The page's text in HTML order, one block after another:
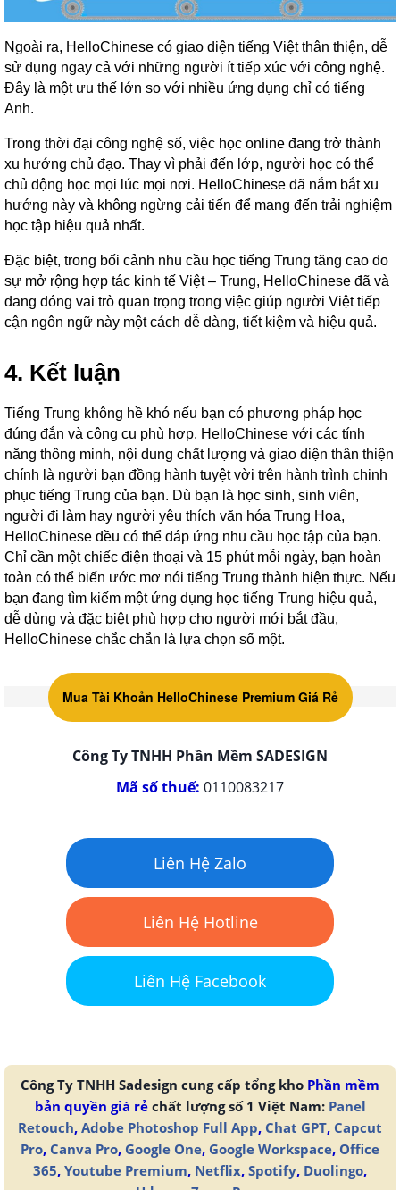
Ngoài ra, HelloChinese có giao diện tiếng Việt thân thiện, dễ
sử dụng ngay cả với những người ít tiếp xúc với công nghệ.
Đây là một ưu thế lớn so với nhiều ứng dụng chỉ có tiếng
Anh.
Trong thời đại công nghệ số, việc học online đang trở thành
xu hướng chủ đạo. Thay vì phải đến lớp, người học có thể
chủ động học mọi lúc mọi nơi. HelloChinese đã nắm bắt xu
hướng này và không ngừng cải tiến để mang đến trải nghiệm
học tập hiệu quả nhất.
Đặc biệt, trong bối cảnh nhu cầu học tiếng Trung tăng cao do
sự mở rộng hợp tác kinh tế Việt – Trung, HelloChinese đã và
đang đóng vai trò quan trọng trong việc giúp người Việt tiếp
cận ngôn ngữ này một cách dễ dàng, tiết kiệm và hiệu quả.
4. Kết luận
Tiếng Trung không hề khó nếu bạn có phương pháp học
đúng đắn và công cụ phù hợp. HelloChinese với các tính
năng thông minh, nội dung chất lượng và giao diện thân thiện
chính là người bạn đồng hành tuyệt vời trên hành trình chinh
phục tiếng Trung của bạn. Dù bạn là học sinh, sinh viên,
người đi làm hay người yêu thích văn hóa Trung Hoa,
HelloChinese đều có thể đáp ứng nhu cầu học tập của bạn.
Chỉ cần một chiếc điện thoại và 15 phút mỗi ngày, bạn hoàn
toàn có thể biến ước mơ nói tiếng Trung thành hiện thực. Nếu
bạn đang tìm kiếm một ứng dụng học tiếng Trung hiệu quả,
dễ dùng và đặc biệt phù hợp cho người mới bắt đầu,
HelloChinese chắc chắn là lựa chọn số một.
Mua Tài Khoản HelloChinese Premium Giá Rẻ
Công Ty TNHH Phần Mềm SADESIGN
Mã số thuế: 0110083217
Liên Hệ Zalo
Liên Hệ Hotline
Liên Hệ Facebook
Công Ty TNHH Sadesign cung cấp tổng kho Phần mềm
bản quyền giá rẻchất lượng số 1 Việt Nam: Panel
Retouch, Adobe Photoshop Full App, Chat GPT, Capcut
Pro, Canva Pro, Google One, Google Workspace, Office
365, Youtube Premium, Netflix, Spotify, Duolingo,